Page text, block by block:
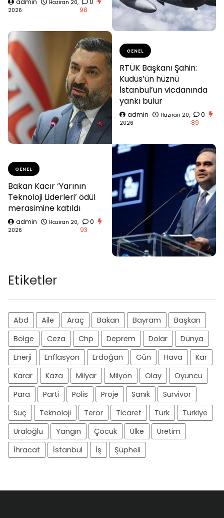
admin
Haziran 20,
2026
0
98
GENEL
RTÜK Başkanı Şahin:
Kudüs’ün hüznü
İstanbul’un vicdanında
yankı bulur
admin
Haziran 20,
2026
0
89
GENEL
Bakan Kacır ‘Yarının
Teknoloji Liderleri’ ödül
merasimine katıldı
admin
Haziran 20,
2026
0
93
Etiketler
Abd Aile Araç Bakan Bayram
Başkan
Bölge
Ceza Chp Deprem Dolar
Dünya
Enerji
Enflasyon Erdoğan Gün Hava
Kar
Karar
Kaza Milyar Milyon Olay
Oyuncu
Para
Parti Polis Proje Sanık
Survivor
Suç
Teknoloji Terör Ticaret Türk
Türkiye
Uraloğlu
Yangın Çocuk Ülke
Üretim
İhracat
İstanbul İş Şüpheli